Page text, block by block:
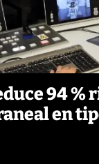
94 %
en